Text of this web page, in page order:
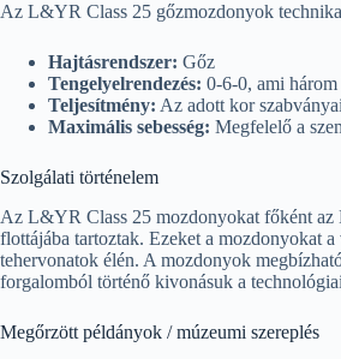
Az L&YR Class 25 gőzmozdonyok
Hajtásrendszer: Gőz
Tengelyelrendezés: 0-6-0, ami
Teljesítmény: Az adott kor
Maximális sebesség: Megfelelő a
Szolgálati történelem
Az L&YR Class 25 mozdonyokat főként az
flottájába tartoztak. Ezeket a mozdonyokat
tehervonatok élén. A mozdonyok
forgalomból történő kivonásuk a
Megőrzött példányok / múzeumi szereplés